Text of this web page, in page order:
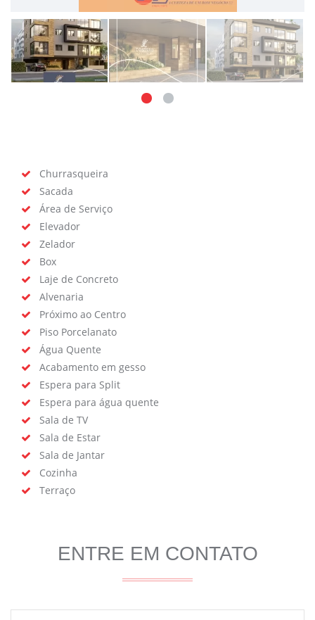
Churrasqueira
Sacada
Área de Serviço
Elevador
Zelador
Box
Laje de Concreto
Alvenaria
Próximo ao Centro
Piso Porcelanato
Água Quente
Acabamento em gesso
Espera para Split
Espera para água quente
Sala de TV
Sala de Estar
Sala de Jantar
Cozinha
Terraço
ENTRE EM CONTATO